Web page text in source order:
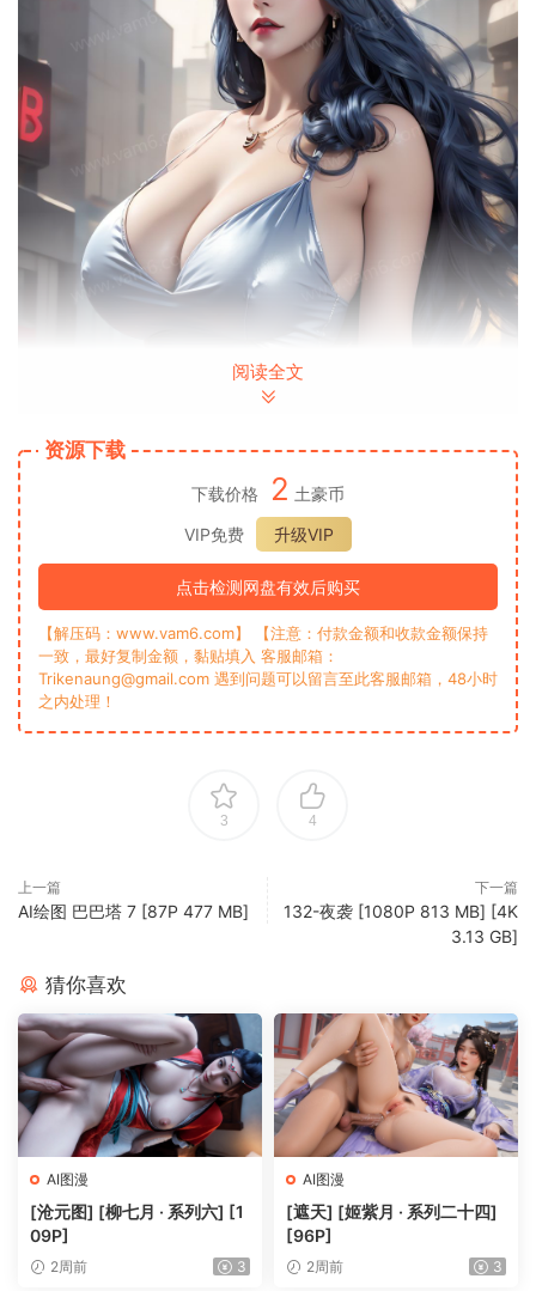
阅读全文
资源下载
下载价格 2 土豪币
VIP免费
升级VIP
点击检测网盘有效后购买
【解压码：www.vam6.com】 【注意：付款金额和收款金额保持
一致，最好复制金额，黏贴填入 客服邮箱：
Trikenaung@gmail.com 遇到问题可以留言至此客服邮箱，48小时
之内处理！
3 4
上一篇
AI绘图 巴巴塔 7 [87P 477 MB]
下一篇
132-夜袭 [1080P 813 MB] [4K
3.13 GB]
猜你喜欢
AI图漫
[沧元图] [柳七月 · 系列六] [1
09P]
2周前 3
AI图漫
[遮天] [姬紫月 · 系列二十四]
[96P]
2周前 3